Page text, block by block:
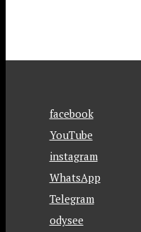
facebook
YouTube
instagram
WhatsApp
Telegram
odysee